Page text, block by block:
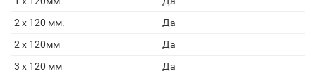
2 x 120 мм.
Да
2 x 120мм
Да
3 x 120 мм
Да